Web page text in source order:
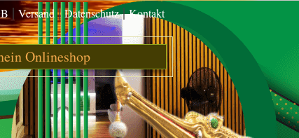
| Versand | Datenschutz|Kontakt
Onlineshop